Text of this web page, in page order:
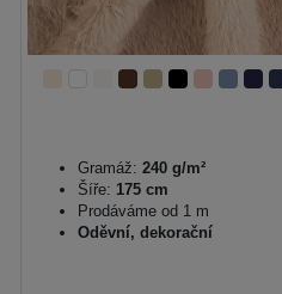
Gramáž: 240 g/m²
Šíře: 175 cm
Prodáváme od 1 m
Oděvní, dekorační